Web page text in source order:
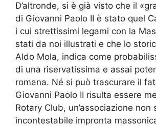
D’altronde, si è già visto che il
di Giovanni Paolo II è stato quel
i cui strettissimi legami con la
stati da noi illustrati e che lo
Aldo Mola, indica come
di una riservatissima e assai
romana. Né si può trascurare il
Giovanni Paolo II risulta essere
Rotary Club, un’associazione non
incontestabile impronta